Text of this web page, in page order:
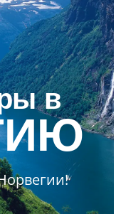
ГИДЫ
ОТЗЫВЫ
КОНТАКТЫ
в